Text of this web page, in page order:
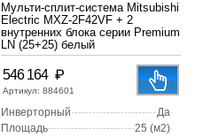
Мульти-сплит-система Mitsubishi
Electric MXZ-2F42VF + 2
внутренних блока серии Premium
LN (25+25) белый
546 164 ₽
Артикул: 884601
Инверторный
Да
Площадь
25 (м2)